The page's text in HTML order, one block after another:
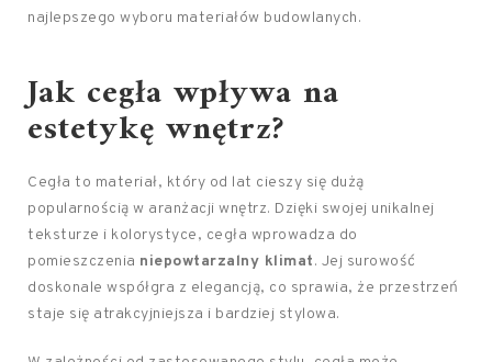
najlepszego wyboru materiałów budowlanych.
Jak cegła wpływa na
estetykę wnętrz?
Cegła to materiał, który od lat cieszy się dużą
popularnością w aranżacji wnętrz. Dzięki swojej unikalnej
teksturze i kolorystyce, cegła wprowadza do
pomieszczenia niepowtarzalny klimat. Jej surowość
doskonale współgra z elegancją, co sprawia, że przestrzeń
staje się atrakcyjniejsza i bardziej stylowa.